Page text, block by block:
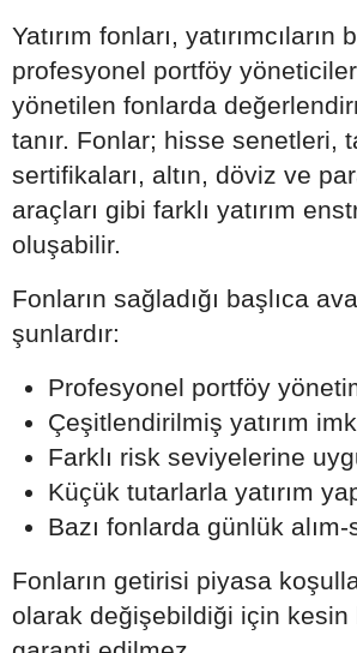
Yatırım fonları,
profesyonel portföy
yönetilen fonlarda
tanır. Fonlar; hisse senetleri,
sertifikaları, altın, döviz ve
araçları gibi farklı yatırım
oluşabilir.
Fonların sağladığı başlıca
şunlardır:
Profesyonel portföy
Çeşitlendirilmiş yatırım
Farklı risk seviyelerine
Küçük tutarlarla yatırım
Bazı fonlarda günlük alım-
Fonların getirisi piyasa
olarak değişebildiği için kesin